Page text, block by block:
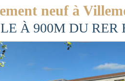
neuf à
À 900M DU RER